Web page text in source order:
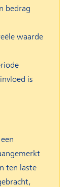
bedrag
waarde
is
ten laste